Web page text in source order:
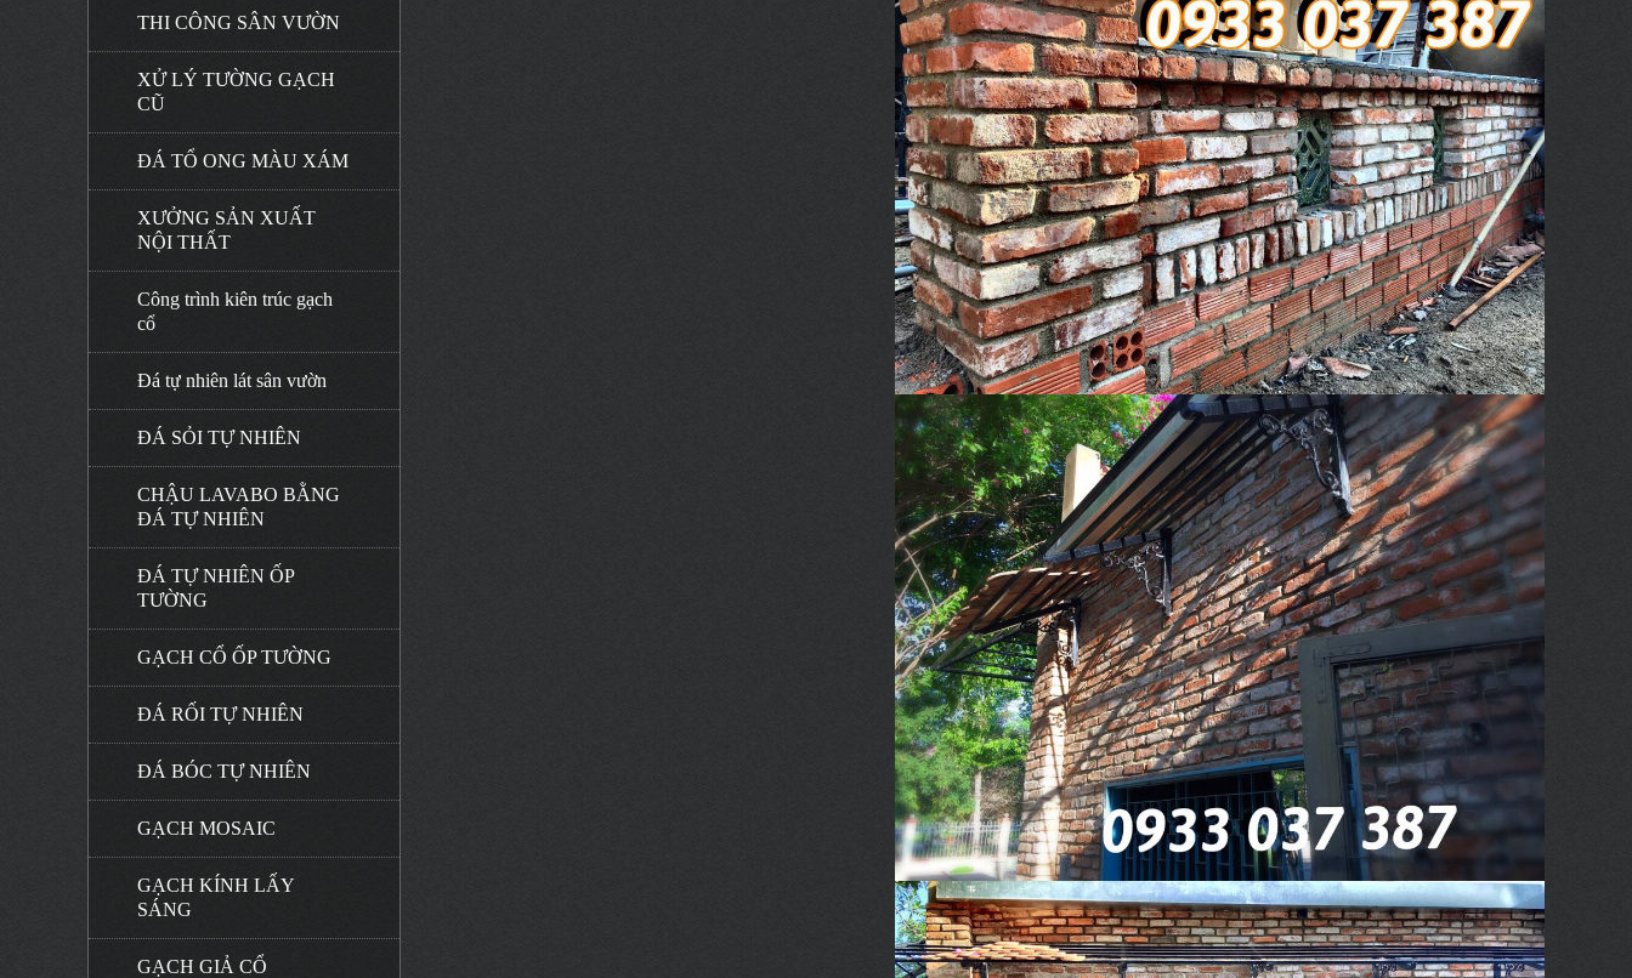
THI CÔNG SÂN VƯỜN
XỬ LÝ TƯỜNG GẠCH
CŨ
ĐÁ TỔ ONG MÀU XÁM
XƯỞNG SẢN XUẤT
NỘI THẤT
Công trình kiên trúc gạch
cổ
Đá tự nhiên lát sân vườn
ĐÁ SỎI TỰ NHIÊN
CHẬU LAVABO BẰNG
ĐÁ TỰ NHIÊN
ĐÁ TỰ NHIÊN ỐP
TƯỜNG
GẠCH CỔ ỐP TƯỜNG
ĐÁ RỐI TỰ NHIÊN
ĐÁ BÓC TỰ NHIÊN
GẠCH MOSAIC
GẠCH KÍNH LẤY
SÁNG
GẠCH GIẢ CỔ